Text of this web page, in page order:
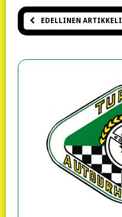
EDELLINEN ARTIKKELI